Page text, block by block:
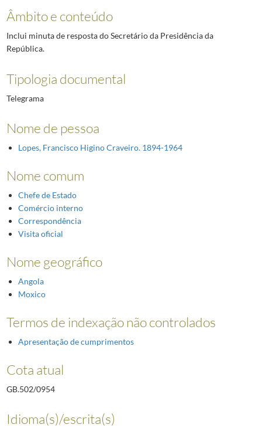
Âmbito e conteúdo
Inclui minuta de resposta do Secretário da Presidência da
República.
Tipologia documental
Telegrama
Nome de pessoa
Lopes, Francisco Higino Craveiro. 1894-1964
Nome comum
Chefe de Estado
Comércio interno
Correspondência
Visita oficial
Nome geográfico
Angola
Moxico
Termos de indexação não controlados
Apresentação de cumprimentos
Cota atual
GB.502/0954
Idioma(s)/escrita(s)